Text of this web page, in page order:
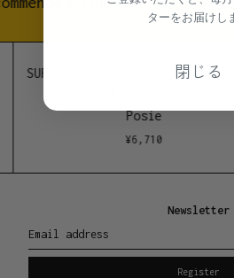
Materials
waxed cotton wick.
500g / (17oz.)
Burn time: approx. 60 hours
SUR: シダーウッド / アンバー /
Posie
¥6,710
Newsletter
Email address
Register
ターをお届けし
閉じる